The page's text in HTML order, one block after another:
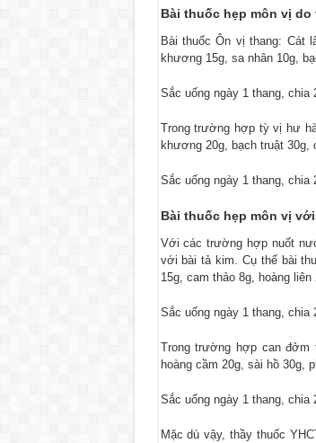
Bài thuốc hẹp môn vị do
Bài thuốc Ôn vị thang: Cát
khương 15g, sa nhân 10g,
Sắc uống ngày 1 thang, chia
Trong trường hợp tỳ vị hư
khương 20g, bạch truật 30g,
Sắc uống ngày 1 thang, chia
Bài thuốc hẹp môn vị
Với các trường hợp nuốt
với bài tả kim. Cụ thể bài
15g, cam thảo 8g, hoàng liên
Sắc uống ngày 1 thang, chia
Trong trường hợp can đởm
hoàng cầm 20g, sài hồ 30g,
Sắc uống ngày 1 thang, chia
Mặc dù vậy, thầy thuốc